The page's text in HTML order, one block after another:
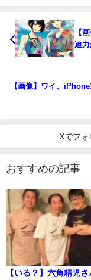
【
迫
【画像】ワイ、
Xでフォ
おすすめの記事
【いる？】六角精児